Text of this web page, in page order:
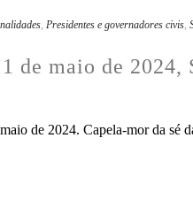
, Presidentes e governadores civis,
de maio de 2024,
de 2024. Capela-mor da sé